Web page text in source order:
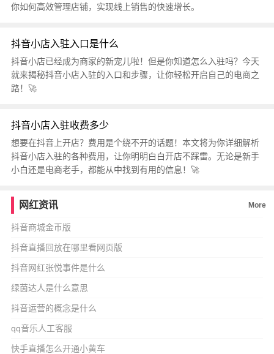
你如何高效管理店铺，实现线上销售的快速增长。
抖音小店入驻入口是什么
抖音小店已经成为商家的新宠儿啦！但是你知道怎么入驻吗？今天
就来揭秘抖音小店入驻的入口和步骤，让你轻松开启自己的电商之
路！🚀
抖音小店入驻收费多少
想要在抖音上开店？费用是个绕不开的话题！本文将为你详细解析
抖音小店入驻的各种费用，让你明明白白开店不踩雷。无论是新手
小白还是电商老手，都能从中找到有用的信息！🚀
网红资讯 More
抖音商城金币版
抖音直播回放在哪里看网页版
抖音网红张悦事件是什么
绿茵达人是什么意思
抖音运营的概念是什么
qq音乐人工客服
快手直播怎么开通小黄车